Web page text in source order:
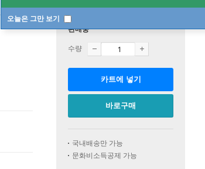
오늘은 그만 보기
판매중
수량
카트에 넣기
바로구매
국내배송만 가능
문화비소득공제 가능